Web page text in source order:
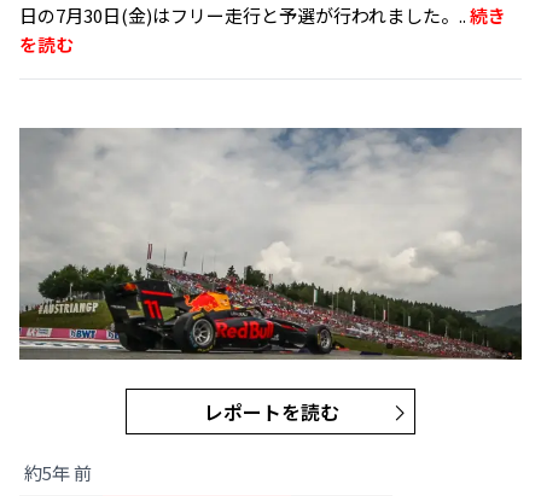
日の7月30日(金)はフリー走行と予選が行われました。..続き
を読む
レポートを読む
約5年 前